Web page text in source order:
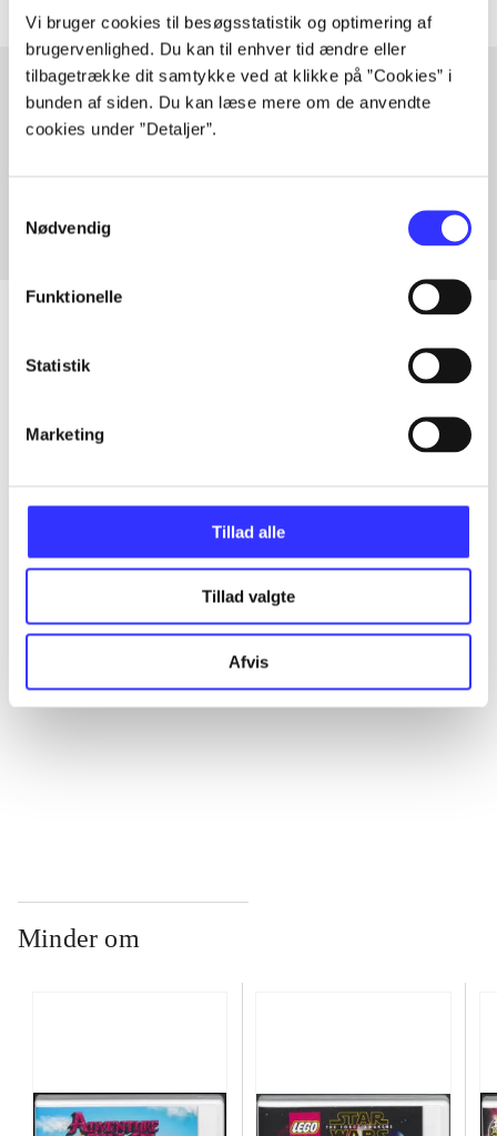
Vi bruger cookies til besøgsstatistik og optimering af
brugervenlighed. Du kan til enhver tid ændre eller
tilbagetrække dit samtykke ved at klikke på ”Cookies” i
bunden af siden. Du kan læse mere om de anvendte
cookies under ”Detaljer”.
Nødvendig
Funktionelle
Statistik
Marketing
Tillad alle
Tillad valgte
Afvis
Artikler med samme emner
...
...
Minder om